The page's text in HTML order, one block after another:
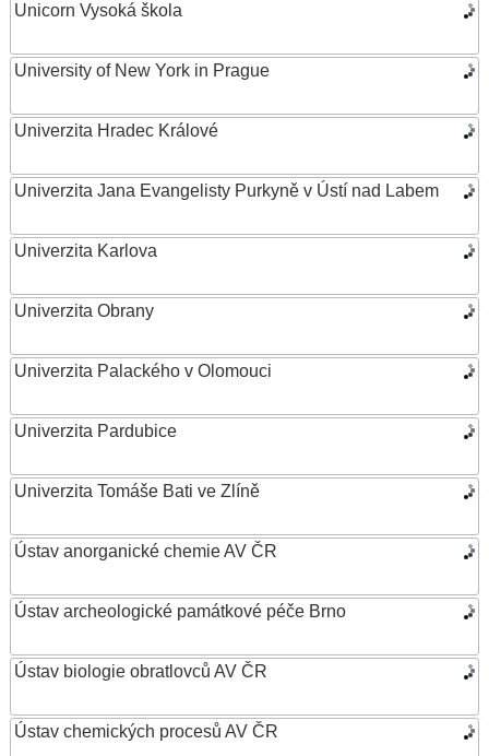
Unicorn Vysoká škola
University of New York in Prague
Univerzita Hradec Králové
Univerzita Jana Evangelisty Purkyně v Ústí nad Labem
Univerzita Karlova
Univerzita Obrany
Univerzita Palackého v Olomouci
Univerzita Pardubice
Univerzita Tomáše Bati ve Zlíně
Ústav anorganické chemie AV ČR
Ústav archeologické památkové péče Brno
Ústav biologie obratlovců AV ČR
Ústav chemických procesů AV ČR